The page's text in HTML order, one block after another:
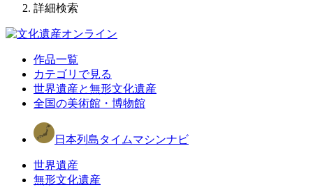
詳細検索
作品一覧
カテゴリで見る
世界遺産と無形文化遺産
全国の美術館・博物館
日本列島タイムマシンナビ
世界遺産
無形文化遺産